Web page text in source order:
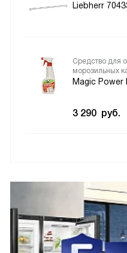
Liebherr
Средство для
морозильных
Magic Power
3 290 руб.